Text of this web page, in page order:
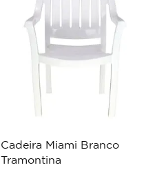
Cadeira Miami Branco
Tramontina